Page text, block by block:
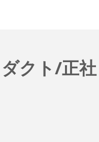
クト/正社